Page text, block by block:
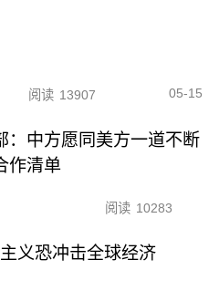
阅读 13907 05-15
：中方愿同美方一道不断
作清单
阅读 10283
义恐冲击全球经济